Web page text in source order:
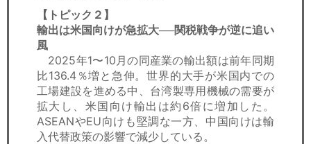
【トピック２】
輸出は米国向けが急拡大──関税戦争が逆に追い
風
2025年1〜10月の同産業の輸出額は前年同期
比136.4％増と急伸。世界的大手が米国内での
工場建設を進める中、台湾製専用機械の需要が
拡大し、米国向け輸出は約6倍に増加した。
ASEANやEU向けも堅調な一方、中国向けは輸
入代替政策の影響で減少している。